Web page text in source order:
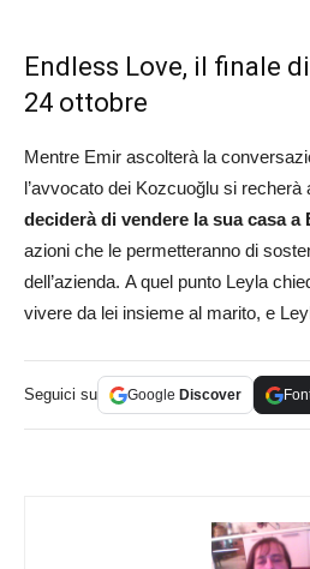
Endless Love, il finale
24 ottobre
Mentre Emir ascolterà la
l’avvocato dei Kozcuoğlu si recherà
deciderà di vendere la sua casa a
azioni che le permetteranno di
dell’azienda. A quel punto Leyla
vivere da lei insieme al marito, e
Seguici su Google Discover